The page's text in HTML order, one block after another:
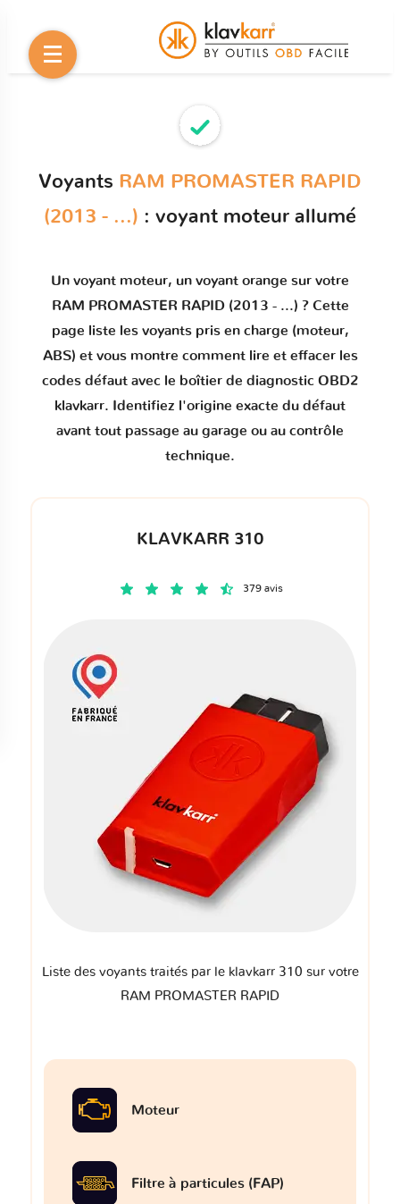
Voyants RAM PROMASTER RAPID
(2013 - ...) : voyant moteur allumé
Un voyant moteur, un voyant orange sur votre
RAM PROMASTER RAPID (2013 - ...) ? Cette
page liste les voyants pris en charge (moteur,
ABS) et vous montre comment lire et effacer les
codes défautavec le boîtier de diagnostic OBD2
klavkarr. Identifiez l'origine exacte du défaut
avant tout passage au garage ou au contrôle
technique.
KLAVKARR 310
379 avis
Liste des voyants traités par le klavkarr 310 sur votre
RAM PROMASTER RAPID
Moteur
Filtre à particules (FAP)